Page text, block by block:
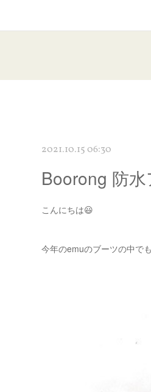
2021.10.15 06:30
Boorong 防
こんにちは😃
今年のemuのブーツの中で